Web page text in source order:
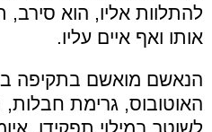
להתלוות אליו, הוא
אותו ואף איים עליו.
הנאשם מואשם בתקיפה
האוטובוס, גרימת
לשוטר במילוי תפקידו,